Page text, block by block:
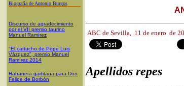
Biografía de Antonio Burgos
Discurso de agradecimiento
por el VII premio taurino
Manuel Ramírez
"El cartucho de Pepe Luis
Vázquez", premio Manuel
Ramírez 2014
Habanera gaditana para Don
Felipe de Borbón
ABC de Sevilla, 11 de enero de
Apellidos repes